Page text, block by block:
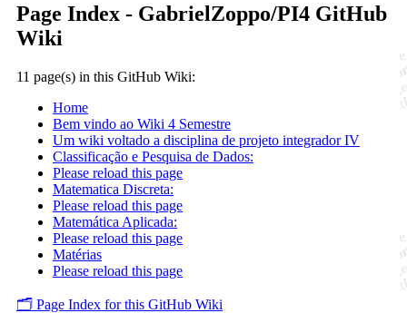
Page Index - GabrielZoppo/PI4 GitHub
Wiki
11 page(s) in this GitHub Wiki:
Home
Bem vindo ao Wiki 4 Semestre
Um wiki voltado a disciplina de projeto integrador IV
Classificação e Pesquisa de Dados:
Please reload this page
Matematica Discreta:
Please reload this page
Matemática Aplicada:
Please reload this page
Matérias
Please reload this page
🗂️ Page Index for this GitHub Wiki